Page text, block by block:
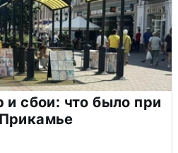
сбои: что было при